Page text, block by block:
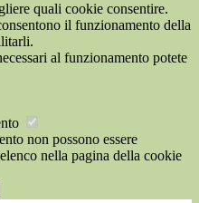
quali cookie consentire.
il funzionamento della
al funzionamento potete
non possono essere
nella pagina della cookie